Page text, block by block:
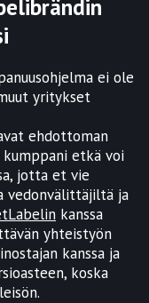
ei ole
yritykset
ehdottoman
etkä voi
jotta et vie
vedonvälittäjiltä ja
kanssa
yhteistyön
kanssa ja
koska